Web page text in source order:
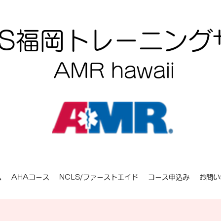
福岡トレーニング
AMR hawaii
AHAコース NCLS/ファーストエイド コース申込み お問